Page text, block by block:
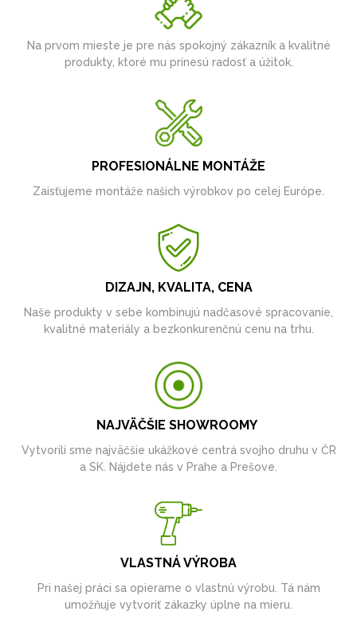
Na prvom mieste je pre nás spokojný zákazník a kvalitné
produkty, ktoré mu prinesú radosť a úžitok.
PROFESIONÁLNE MONTÁŽE
Zaisťujeme montáže našich výrobkov po celej Európe.
DIZAJN, KVALITA, CENA
Naše produkty v sebe kombinujú nadčasové spracovanie,
kvalitné materiály a bezkonkurenčnú cenu na trhu.
NAJVÄČŠIE SHOWROOMY
Vytvorili sme najväčšie ukážkové centrá svojho druhu v ČR
a SK. Nájdete nás v Prahe a Prešove.
VLASTNÁ VÝROBA
Pri našej práci sa opierame o vlastnú výrobu. Tá nám
umožňuje vytvoriť zákazky úplne na mieru.